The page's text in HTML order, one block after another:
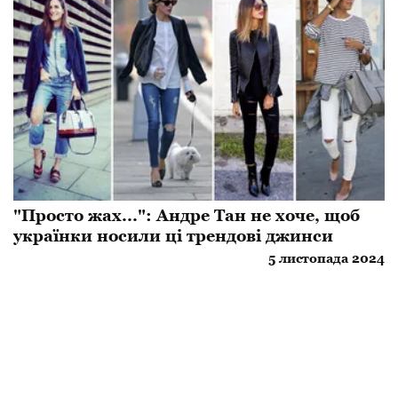
"Просто жах...": Андре Тан не хоче, щоб
українки носили ці трендові джинси
5 листопада 2024